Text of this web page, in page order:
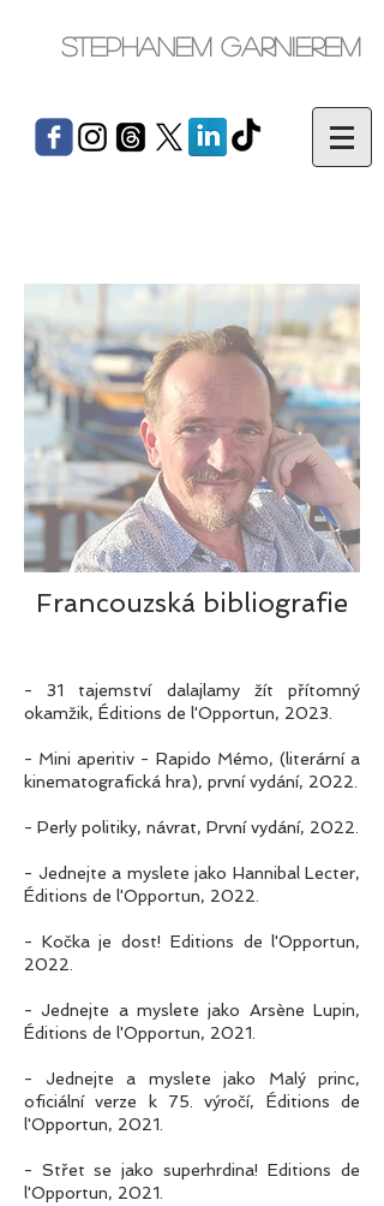
Stephanem Garnierem
Francouzská bibliografie
- 31 tajemství dalajlamy žít přítomný
okamžik, Éditions de l'Opportun, 2023.
- Mini aperitiv - Rapido Mémo, (literární a
kinematografická hra), první vydání, 2022.
- Perly politiky, návrat, První vydání, 2022.
- Jednejte a myslete jako Hannibal Lecter,
Éditions de l'Opportun, 2022.
- Kočka je dost! Editions de l'Opportun,
2022.
- Jednejte a myslete jako Arsène Lupin,
Éditions de l'Opportun, 2021.
- Jednejte a myslete jako Malý princ,
oficiální verze k 75. výročí, Éditions de
l'Opportun, 2021.
- Střet se jako superhrdina! Editions de
l'Opportun, 2021.